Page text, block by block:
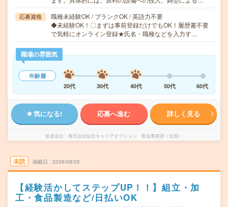
応募資格
職種未経験OK / ブランクOK / 英語力不要
◆未経験OK！〇まずは事前登録だけでもOK！履歴書不要
で気軽にオンライン登録★氏名・職種などを入力す…
職場の雰囲気
年齢層
20代
30代 40代 50代 60代
気になる! 応募へ進む 詳しく見る
派遣会社 株式会社綜合キャリアオプション 製造事業部（全国）
未読 掲載日 2026/08/05
【経験活かしてステップUP！！】組立・加
工・食品製造など/日払いOK